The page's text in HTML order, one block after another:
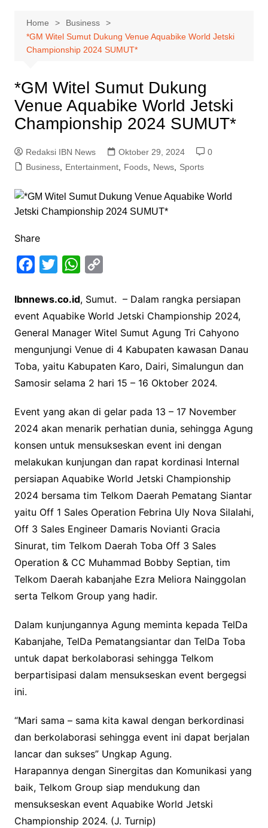
Home
Business
*GM Witel Sumut Dukung Venue Aquabike World Jetski
Championship 2024 SUMUT*
*GM Witel Sumut Dukung
Venue Aquabike World Jetski
Championship 2024 SUMUT*
Redaksi IBN News Oktober 29, 2024
0
Business, Entertainment, Foods, News, Sports
Share
c
e
b
o
o
k
i
t
t
e
r
W
a
t
s
A
p
p
p
y
L
n
k
Ibnnews.co.id, Sumut. – Dalam rangka persiapan
event Aquabike World Jetski Championship 2024,
General Manager Witel Sumut Agung Tri Cahyono
mengunjungi Venue di 4 Kabupaten kawasan Danau
Toba, yaitu Kabupaten Karo, Dairi, Simalungun dan
Samosir selama 2 hari 15 – 16 Oktober 2024.
Event yang akan di gelar pada 13 – 17 November
2024 akan menarik perhatian dunia, sehingga Agung
konsen untuk mensukseskan event ini dengan
melakukan kunjungan dan rapat kordinasi Internal
persiapan Aquabike World Jetski Championship
2024 bersama tim Telkom Daerah Pematang Siantar
yaitu Off 1 Sales Operation Febrina Uly Nova Silalahi,
Off 3 Sales Engineer Damaris Novianti Gracia
Sinurat, tim Telkom Daerah Toba Off 3 Sales
Operation & CC Muhammad Bobby Septian, tim
Telkom Daerah kabanjahe Ezra Meliora Nainggolan
serta Telkom Group yang hadir.
Dalam kunjungannya Agung meminta kepada TelDa
Kabanjahe, TelDa Pematangsiantar dan TelDa Toba
untuk dapat berkolaborasi sehingga Telkom
berpartisipasi dalam mensukseskan event bergegsi
ini.
“Mari sama – sama kita kawal dengan berkordinasi
dan berkolaborasi sehingga event ini dapat berjalan
lancar dan sukses” Ungkap Agung.
Harapannya dengan Sinergitas dan Komunikasi yang
baik, Telkom Group siap mendukung dan
mensukseskan event Aquabike World Jetski
Championship 2024. (J. Turnip)